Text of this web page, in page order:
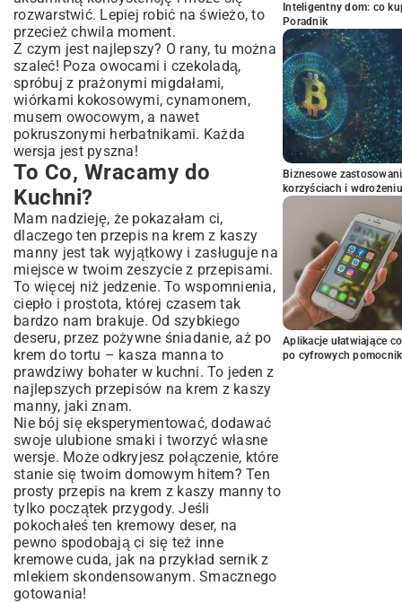
rozwarstwić. Lepiej robić na świeżo, to
przecież chwila moment.
Z czym jest najlepszy? O rany, tu można
szaleć! Poza owocami i czekoladą,
spróbuj z prażonymi migdałami,
wiórkami kokosowymi, cynamonem,
musem owocowym, a nawet
pokruszonymi herbatnikami. Każda
wersja jest pyszna!
To Co, Wracamy do
Kuchni?
Mam nadzieję, że pokazałam ci,
dlaczego ten przepis na krem z kaszy
manny jest tak wyjątkowy i zasługuje na
miejsce w twoim zeszycie z przepisami.
To więcej niż jedzenie. To wspomnienia,
ciepło i prostota, której czasem tak
bardzo nam brakuje. Od szybkiego
deseru, przez pożywne śniadanie, aż po
krem do tortu – kasza manna to
prawdziwy bohater w kuchni. To jeden z
najlepszych przepisów na krem z kaszy
manny, jaki znam.
Nie bój się eksperymentować, dodawać
swoje ulubione smaki i tworzyć własne
wersje. Może odkryjesz połączenie, które
stanie się twoim domowym hitem? Ten
prosty przepis na krem z kaszy manny to
tylko początek przygody. Jeśli
pokochałeś ten kremowy deser, na
pewno spodobają ci się też inne
kremowe cuda, jak na przykład sernik z
mlekiem skondensowanym. Smacznego
gotowania!
Inteligentny dom: co
Poradnik
Biznesowe
korzyściach i wdrożeniu
Aplikacje ułatwiające
po cyfrowych